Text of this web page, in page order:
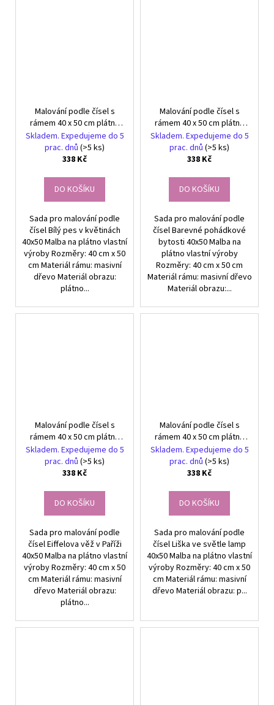
Malování podle čísel s
rámem 40 x 50 cm plátno
Bílý pes v květinách
Skladem. Expedujeme do 5
prac. dnů (>5 ks)
338 Kč
DO KOŠÍKU
Sada pro malování podle
čísel Bílý pes v květinách
40x50 Malba na plátno vlastní
výroby Rozměry: 40 cm x 50
cm Materiál rámu: masivní
dřevo Materiál obrazu:
plátno...
Malování podle čísel s
rámem 40 x 50 cm plátno
Barevné pohádkové
bytosti
Skladem. Expedujeme do 5
prac. dnů (>5 ks)
338 Kč
DO KOŠÍKU
Sada pro malování podle
čísel Barevné pohádkové
bytosti 40x50 Malba na
plátno vlastní výroby
Rozměry: 40 cm x 50 cm
Materiál rámu: masivní dřevo
Materiál obrazu:...
Malování podle čísel s
rámem 40 x 50 cm plátno
Eiffelova věž Paříž
Skladem. Expedujeme do 5
prac. dnů (>5 ks)
338 Kč
DO KOŠÍKU
Sada pro malování podle
čísel Eiffelova věž v Paříži
40x50 Malba na plátno vlastní
výroby Rozměry: 40 cm x 50
cm Materiál rámu: masivní
dřevo Materiál obrazu:
plátno...
Malování podle čísel s
rámem 40 x 50 cm plátno
Liška ve světle lamp
Skladem. Expedujeme do 5
prac. dnů (>5 ks)
338 Kč
DO KOŠÍKU
Sada pro malování podle
čísel Liška ve světle lamp
40x50 Malba na plátno vlastní
výroby Rozměry: 40 cm x 50
cm Materiál rámu: masivní
dřevo Materiál obrazu: p...